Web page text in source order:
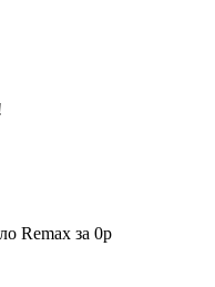
Remax за 0р